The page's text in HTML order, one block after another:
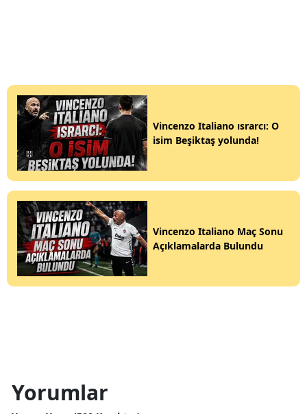
Vincenzo Italiano ısrarcı: O
isim Beşiktaş yolunda!
Vincenzo Italiano Maç Sonu
Açıklamalarda Bulundu
Yorumlar